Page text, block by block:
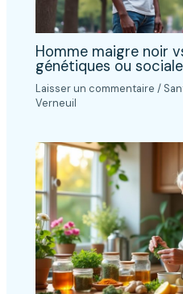
Homme maigre noir
génétiques ou
Laisser un commentaire /
Verneuil